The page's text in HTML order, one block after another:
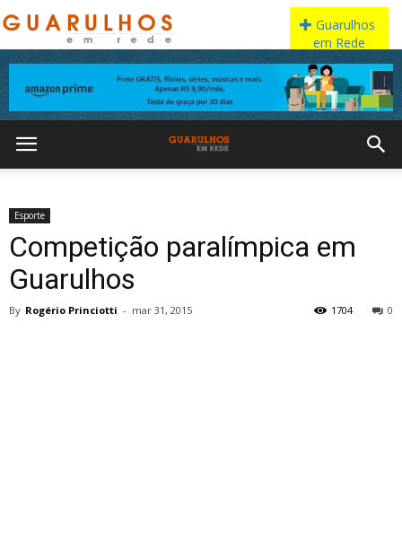
Esporte
Competição paralímpica em
Guarulhos
By Rogério Princiotti - mar 31, 2015 0
1704